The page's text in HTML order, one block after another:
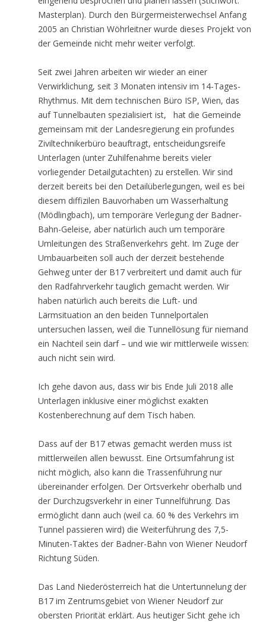
Masterplan). Durch den Bürgermeisterwechsel Anfang
2005 an Christian Wöhrleitner wurde dieses Projekt von
der Gemeinde nicht mehr weiter verfolgt.
Seit zwei Jahren arbeiten wir wieder an einer
Verwirklichung, seit 3 Monaten intensiv im 14-Tages-
Rhythmus. Mit dem technischen Büro ISP, Wien, das
auf Tunnelbauten spezialisiert ist, hat die Gemeinde
gemeinsam mit der Landesregierung ein profundes
Ziviltechnikerbüro beauftragt, entscheidungsreife
Unterlagen (unter Zuhilfenahme bereits vieler
vorliegender Detailgutachten) zu erstellen. Wir sind
derzeit bereits bei den Detailüberlegungen, weil es bei
diesem diffizilen Bauvorhaben um Wasserhaltung
(Mödlingbach), um temporäre Verlegung der Badner-
Bahn-Geleise, aber natürlich auch um temporäre
Umleitungen des Straßenverkehrs geht. Im Zuge der
Umbauarbeiten soll auch der derzeit bestehende
Gehweg unter der B17 verbreitert und damit auch für
den Radfahrverkehr tauglich gemacht werden. Wir
haben natürlich auch bereits die Luft- und
Lärmsituation an den beiden Tunnelportalen
untersuchen lassen, weil die Tunnellösung für niemand
ein Nachteil sein darf – und wie wir mittlerweile wissen:
auch nicht sein wird.
Ich gehe davon aus, dass wir bis Ende Juli 2018 alle
Unterlagen inklusive einer möglichst exakten
Kostenberechnung auf dem Tisch haben.
Dass auf der B17 etwas gemacht werden muss ist
mittlerweilen allen bewusst. Eine Ortsumfahrung ist
nicht möglich, also kann die Trassenführung nur
übereinander erfolgen. Der Ortsverkehr oberhalb und
der Durchzugsverkehr in einer Tunnelführung. Das
ermöglicht dann auch (weil ca. 60 % des Verkehrs im
Tunnel passieren wird) die Weiterführung des 7,5-
Minuten-Taktes der Badner-Bahn von Wiener Neudorf
Richtung Süden.
Das Land Niederösterreich hat die Untertunnelung der
B17 im Zentrumsgebiet von Wiener Neudorf zur
obersten Priorität erklärt. Aus heutiger Sicht gehe ich